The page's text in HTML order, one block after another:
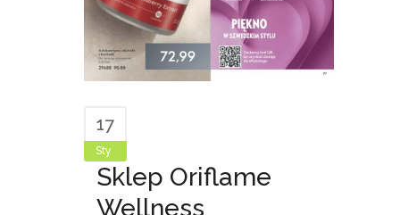
17
Sty
Sklep Oriflame
Wellness